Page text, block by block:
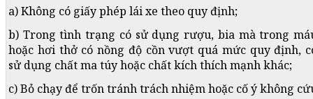
a) Không có giấy phép lái xe theo quy định;
b) Trong tình trạng có sử dụng rượu, bia mà trong
hoặc hơi thở có nồng độ cồn vượt quá mức quy định,
sử dụng chất ma túy hoặc chất kích thích mạnh khác;
c) Bỏ chạy để trốn tránh trách nhiệm hoặc cố ý không